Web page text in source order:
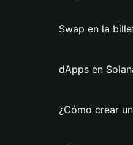
Swap en la
dApps en
¿Cómo crear